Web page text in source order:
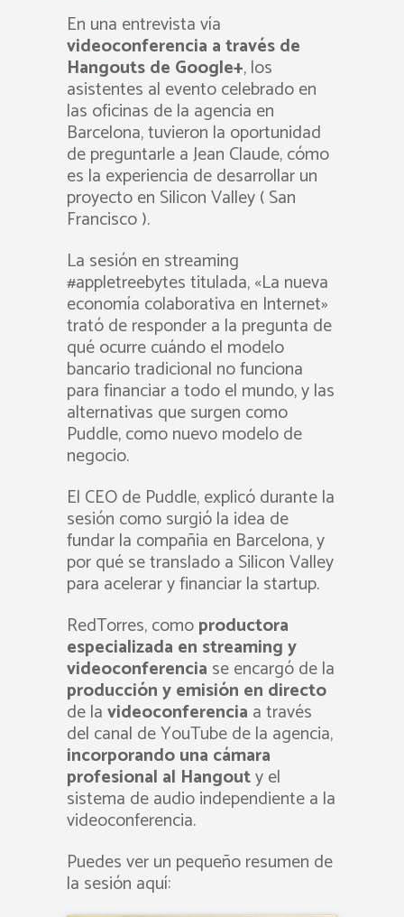
En una entrevista vía
videoconferencia a través de
Hangouts de Google+, los
asistentes al evento celebrado en
las oficinas de la agencia en
Barcelona, tuvieron la oportunidad
de preguntarle a Jean Claude, cómo
es la experiencia de desarrollar un
proyecto en Silicon Valley ( San
Francisco ).
La sesión en streaming
#appletreebytes titulada, «La nueva
economía colaborativa en Internet»
trató de responder a la pregunta de
qué ocurre cuándo el modelo
bancario tradicional no funciona
para financiar a todo el mundo, y las
alternativas que surgen como
Puddle, como nuevo modelo de
negocio.
El CEO de Puddle, explicó durante la
sesión como surgió la idea de
fundar la compañia en Barcelona, y
por qué se translado a Silicon Valley
para acelerar y financiar la startup.
RedTorres, comoproductora
especializada en streaming y
videoconferencia se encargó de la
producción y emisión en directo
de lavideoconferencia a través
del canal de YouTube de la agencia,
incorporando una cámara
profesional al Hangouty el
sistema de audio independiente a la
videoconferencia.
Puedes ver un pequeño resumen de
la sesión aquí: